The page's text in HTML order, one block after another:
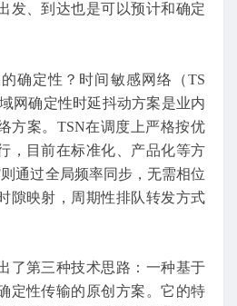
发、到达也是可以预计和确定
确定性？时间敏感网络（TS
网确定性时延抖动方案是业内
方案。TSN在调度上严格按优
，目前在标准化、产品化等方
通过全局频率同步，无需相位
隙映射，周期性排队转发方式
了第三种技术思路：一种基于
定性传输的原创方案。它的特